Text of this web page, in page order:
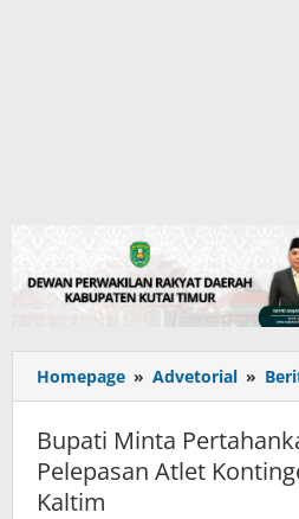
Homepage » Advetorial »
Bupati Minta
Pelepasan Atlet
Kaltim